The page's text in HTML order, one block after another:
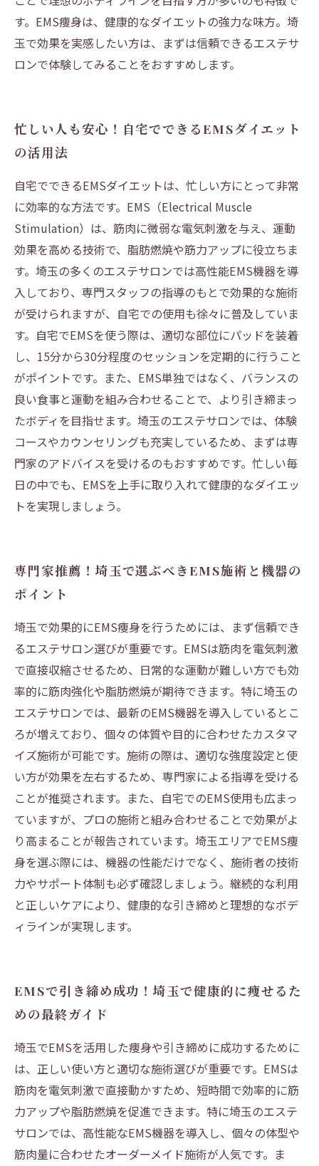
す。EMS痩身は、健康的なダイエットの強力な味方。埼
玉で効果を実感したい方は、まずは信頼できるエステサ
ロンで体験してみることをおすすめします。
忙しい人も安心！自宅でできるEMSダイエット
の活用法
自宅でできるEMSダイエットは、忙しい方にとって非常
に効率的な方法です。EMS（Electrical Muscle
Stimulation）は、筋肉に微弱な電気刺激を与え、運動
効果を高める技術で、脂肪燃焼や筋力アップに役立ちま
す。埼玉の多くのエステサロンでは高性能EMS機器を導
入しており、専門スタッフの指導のもとで効果的な施術
が受けられますが、自宅での使用も徐々に普及していま
す。自宅でEMSを使う際は、適切な部位にパッドを装着
し、15分から30分程度のセッションを定期的に行うこと
がポイントです。また、EMS単独ではなく、バランスの
良い食事と運動を組み合わせることで、より引き締まっ
たボディを目指せます。埼玉のエステサロンでは、体験
コースやカウンセリングも充実しているため、まずは専
門家のアドバイスを受けるのもおすすめです。忙しい毎
日の中でも、EMSを上手に取り入れて健康的なダイエッ
トを実現しましょう。
専門家推薦！埼玉で選ぶべきEMS施術と機器の
ポイント
埼玉で効果的にEMS痩身を行うためには、まず信頼でき
るエステサロン選びが重要です。EMSは筋肉を電気刺激
で直接収縮させるため、日常的な運動が難しい方でも効
率的に筋肉強化や脂肪燃焼が期待できます。特に埼玉の
エステサロンでは、最新のEMS機器を導入しているとこ
ろが増えており、個々の体質や目的に合わせたカスタマ
イズ施術が可能です。施術の際は、適切な強度設定と使
い方が効果を左右するため、専門家による指導を受ける
ことが推奨されます。また、自宅でのEMS使用も広まっ
ていますが、プロの施術と組み合わせることで効果がよ
り高まることが報告されています。埼玉エリアでEMS痩
身を選ぶ際には、機器の性能だけでなく、施術者の技術
力やサポート体制も必ず確認しましょう。継続的な利用
と正しいケアにより、健康的な引き締めと理想的なボデ
ィラインが実現します。
EMSで引き締め成功！埼玉で健康的に痩せるた
めの最終ガイド
埼玉でEMSを活用した痩身や引き締めに成功するために
は、正しい使い方と適切な施術選びが重要です。EMSは
筋肉を電気刺激で直接動かすため、短時間で効率的に筋
力アップや脂肪燃焼を促進できます。特に埼玉のエステ
サロンでは、高性能なEMS機器を導入し、個々の体型や
筋肉量に合わせたオーダーメイド施術が人気です。ま